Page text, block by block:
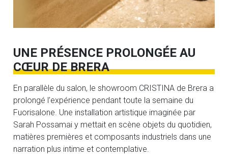
UNE PRÉSENCE PROLONGÉE AU
CŒUR DE BRERA
En parallèle du salon, le showroom CRISTINA de Brera a
prolongé l’expérience pendant toute la semaine du
Fuorisalone. Une installation artistique imaginée par
Sarah Possamai y mettait en scène objets du quotidien,
matières premières et composants industriels dans une
narration plus intime et contemplative.